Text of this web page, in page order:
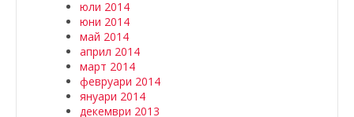
юли 2014
юни 2014
май 2014
април 2014
март 2014
февруари 2014
януари 2014
декември 2013